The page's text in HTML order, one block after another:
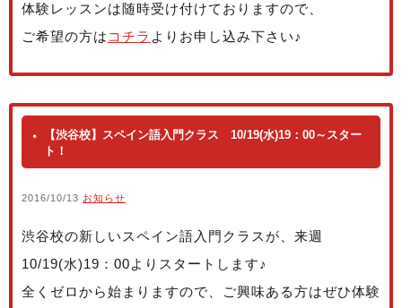
体験レッスンは随時受け付けておりますので、
ご希望の方は コチラ よりお申し込み下さい♪
【渋谷校】スペイン語入門クラス 10/19(水)19：00～スター
ト！
2016/10/13 お知らせ
渋谷校の新しいスペイン語入門クラスが、来週
10/19(水)19：00よりスタートします♪
全くゼロから始まりますので、ご興味ある方はぜひ体験